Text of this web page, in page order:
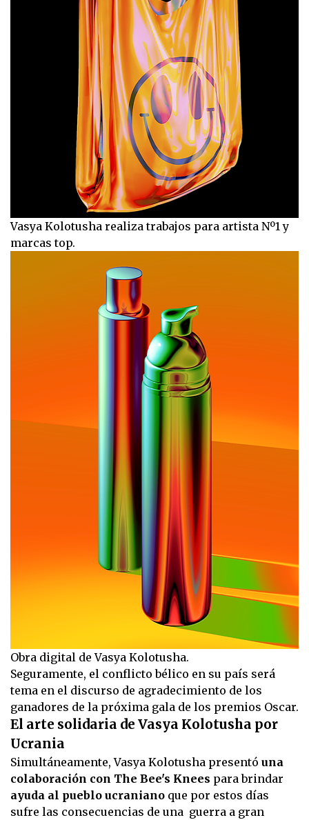
Vasya Kolotusha realiza trabajos para artista Nº1 y
marcas top.
Obra digital de Vasya Kolotusha.
Seguramente, el conflicto bélico en su país será
tema en el discurso de agradecimiento de los
ganadores de la próxima gala de los premios Oscar.
El arte solidaria de Vasya Kolotusha por
Ucrania
Simultáneamente, Vasya Kolotusha presentó una
colaboración con The Bee's Knees para brindar
ayuda al pueblo ucraniano que por estos días
sufre las consecuencias de una guerra a gran